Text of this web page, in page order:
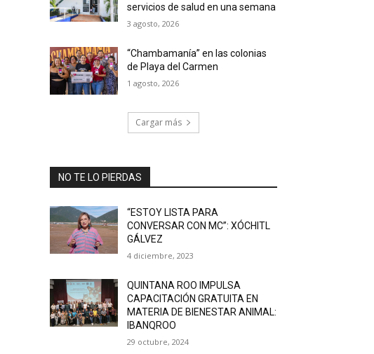
servicios de salud en una semana
3 agosto, 2026
“Chambamanía” en las colonias
de Playa del Carmen
1 agosto, 2026
Cargar más
NO TE LO PIERDAS
“ESTOY LISTA PARA
CONVERSAR CON MC”: XÓCHITL
GÁLVEZ
4 diciembre, 2023
QUINTANA ROO IMPULSA
CAPACITACIÓN GRATUITA EN
MATERIA DE BIENESTAR ANIMAL:
IBANQROO
29 octubre, 2024